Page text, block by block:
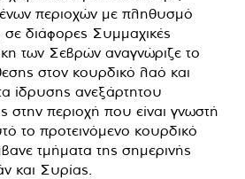
περιοχών με πληθυσμό
διάφορες Συμμαχικές
των Σεβρών αναγνώριζε το
στον κουρδικό λαό και
ίδρυσης ανεξάρτητου
στην περιοχή που είναι γνωστή
το προτεινόμενο κουρδικό
τμήματα της σημερινής
και Συρίας.